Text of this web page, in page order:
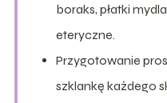
boraks, płatki
eteryczne.
Przygotowanie
szklankę każdego